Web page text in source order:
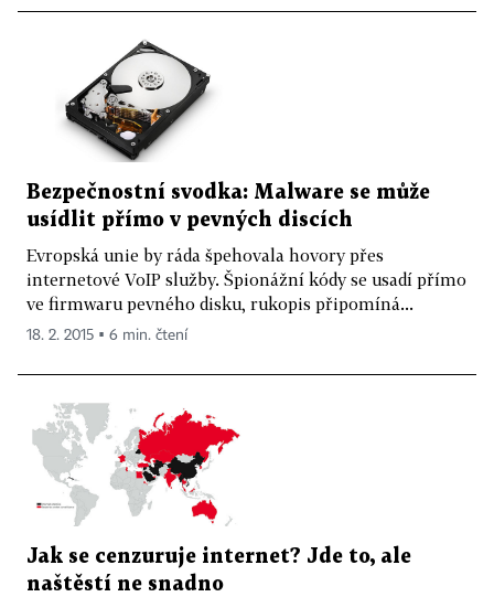
Bezpečnostní svodka: Malware se může
usídlit přímo v pevných discích
Evropská unie by ráda špehovala hovory přes
internetové VoIP služby. Špionážní kódy se usadí přímo
ve firmwaru pevného disku, rukopis připomíná...
18. 2. 2015 ▪ 6 min. čtení
Jak se cenzuruje internet? Jde to, ale
naštěstí ne snadno